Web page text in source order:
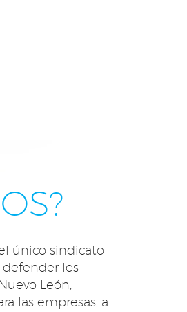
único sindicato
defender los
León,
las empresas, a